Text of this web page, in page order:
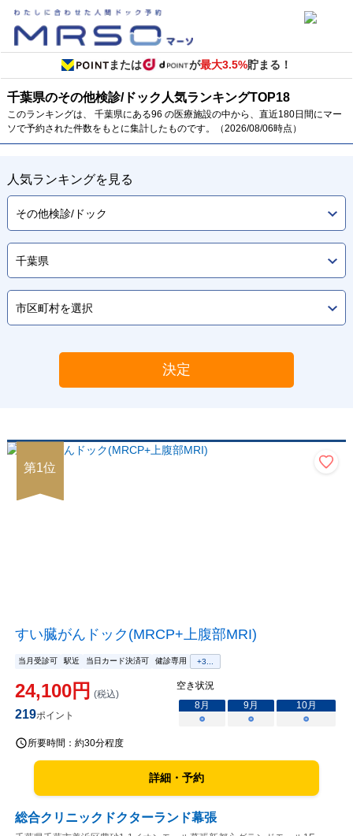
または が最大3.5%貯まる！
千葉県のその他検診/ドック 人気ランキングTOP18
このランキングは、 千葉県にある96 の医療施設の中から、直近180日間にマー
ソで予約された件数をもとに集計したものです。（2026/08/06時点）
人気ランキングを見る
決定
第1位
すい臓がんドック(MRCP+上腹部MRI)
当月受診可 駅近 当日カード決済可 健診専用 +3...
24,100円 (税込)
219ポイント
空き状況
8月 9月 10月
○
○ ○
所要時間： 約30分程度
詳細・予約
総合クリニックドクターランド幕張